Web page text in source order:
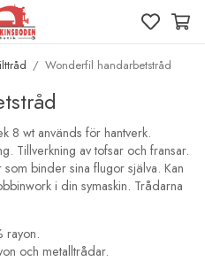
/ Wonderfil handarbetstråd
8 wt används för hantverk.
Tillverkning av tofsar och fransar.
binder sina flugor själva. Kan
i din symaskin. Trådarna
rayon.
och metalltrådar.